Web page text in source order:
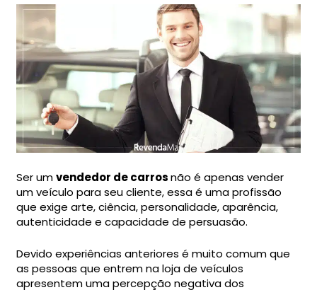
Ser umvendedor de carrosnão é apenas vender
um veículo para seu cliente, essa é uma profissão
que exige arte, ciência, personalidade, aparência,
autenticidade e capacidade de persuasão.
Devido experiências anteriores é muito comum que
as pessoas que entrem na loja de veículos
apresentem uma percepção negativa dos